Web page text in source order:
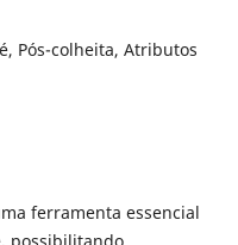
Pós-colheita, Atributos
ferramenta essencial